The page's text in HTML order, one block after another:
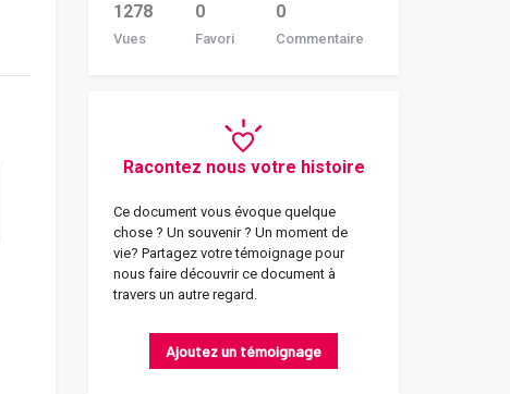
1278
Vues
0
Favori
0
Commentaire
Racontez nous votre histoire
Ce document vous évoque quelque
chose ? Un souvenir ? Un moment de
vie? Partagez votre témoignage pour
nous faire découvrir ce document à
travers un autre regard.
Ajoutez un témoignage